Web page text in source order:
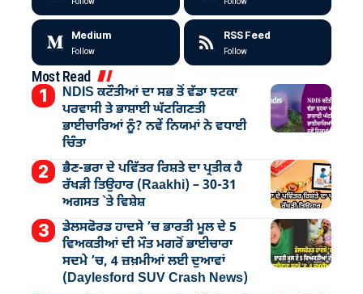
Medium
Follow
RSS Feed
Follow
Most Read
NDIS ਕਟੌਤੀਆਂ ਦਾ ਸਭ ਤੋਂ ਵੱਡਾ ਝਟਕਾ
ਪਰਵਾਸੀ ਤੇ ਭਾਸ਼ਾਈ ਘੱਟਗਿਣਤੀ
ਭਾਈਚਾਰਿਆਂ ਨੂੰ? ਨਵੇਂ ਨਿਯਮਾਂ ਨੇ ਵਧਾਈ
ਚਿੰਤਾ
ਭੈਣ-ਭਰਾ ਦੇ ਪਵਿੱਤਰ ਰਿਸ਼ਤੇ ਦਾ ਪ੍ਰਤੀਕ ਹੈ
ਰੱਖੜੀ ਤਿਉਹਾਰ (Raakhi) – 30-31
ਅਗਸਤ `ਤੇ ਵਿਸ਼ੇਸ਼
ਡੇਲਸਫੋਰਡ ਹਾਦਸੇ ’ਚ ਭਾਰਤੀ ਮੂਲ ਦੇ 5
ਵਿਅਕਤੀਆਂ ਦੀ ਮੌਤ ਮਗਰੋਂ ਭਾਈਚਾਰਾ
ਸਦਮੇ ’ਚ, 4 ਜ਼ਖ਼ਮੀਆਂ ਲਈ ਦੁਆਵਾਂ
(Daylesford SUV Crash News)